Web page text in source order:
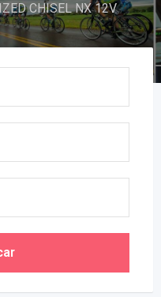
CHISEL NX 12V